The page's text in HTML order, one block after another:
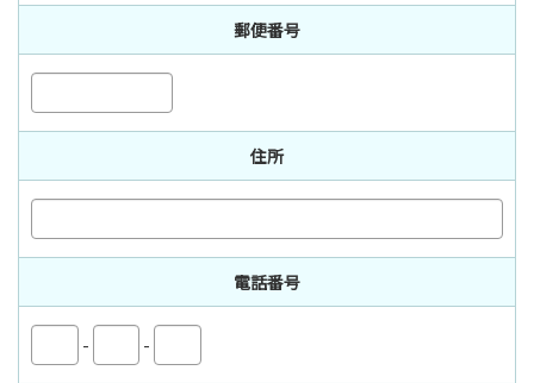
郵便番号
住所
電話番号
- -